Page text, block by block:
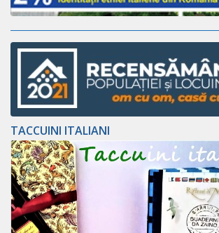
TACCUINI ITALIANI